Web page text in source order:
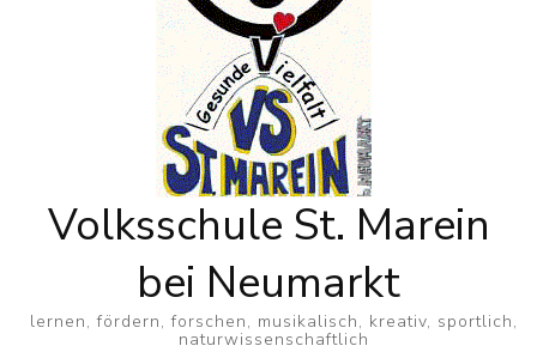
Volksschule St. Marein
bei Neumarkt
lernen, fördern, forschen, musikalisch, kreativ, sportlich,
naturwissenschaftlich